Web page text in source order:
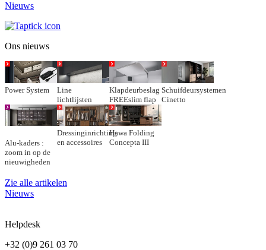
Nieuws
Ons nieuws
Power System
Line
lichtlijsten
Klapdeurbeslag
FREEslim flap
Schuifdeursystemen
Cinetto
Alu-kaders :
zoom in op de
nieuwigheden
Dressinginrichting
en accessoires
Hawa Folding
Concepta III
Zie alle artikelen
Nieuws
Helpdesk
+32 (0)9 261 03 70